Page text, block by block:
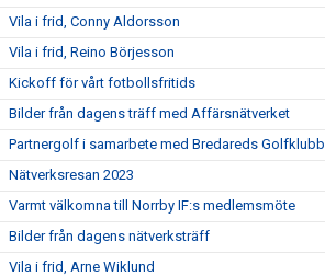
Vila i frid, Conny Aldorsson
Vila i frid, Reino Börjesson
Kickoff för vårt fotbollsfritids
Bilder från dagens träff med Affärsnätverket
Partnergolf i samarbete med Bredareds Golfklubb
Nätverksresan 2023
Varmt välkomna till Norrby IF:s medlemsmöte
Bilder från dagens nätverksträff
Vila i frid, Arne Wiklund